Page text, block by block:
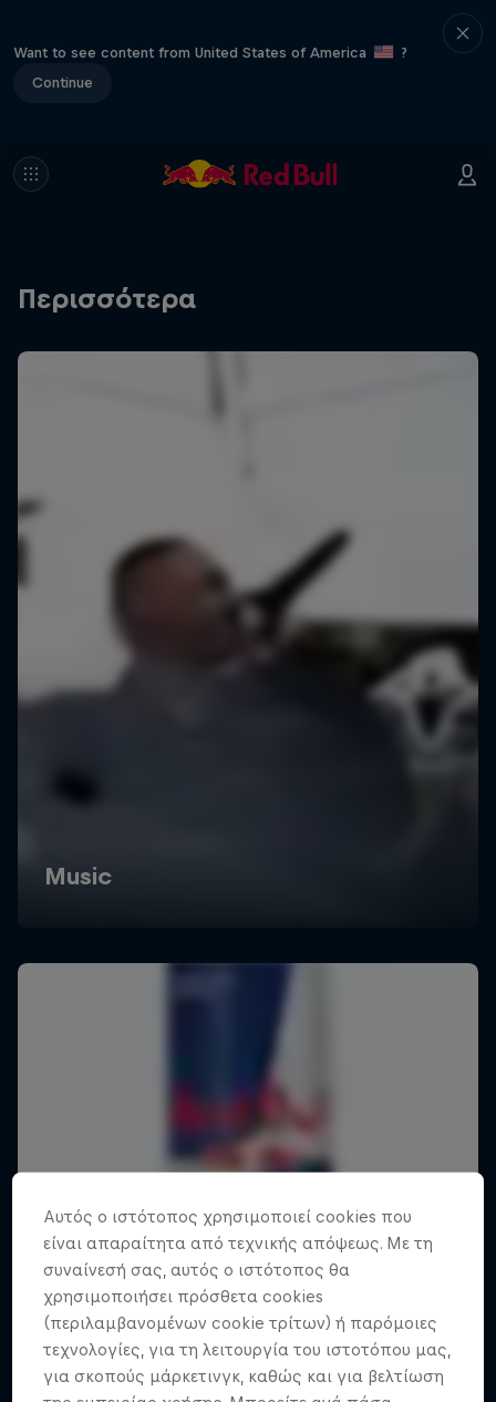
Want to see content from United States of America
?
Continue
Περισσότερα
Αυτός ο ιστότοπος χρησιμοποιεί cookies που
είναι απαραίτητα από τεχνικής απόψεως. Με τη
συναίνεσή σας, αυτός ο ιστότοπος θα
χρησιμοποιήσει πρόσθετα cookies
(περιλαμβανομένων cookie τρίτων) ή παρόμοιες
τεχνολογίες, για τη λειτουργία του ιστοτόπου μας,
για σκοπούς μάρκετινγκ, καθώς και για βελτίωση